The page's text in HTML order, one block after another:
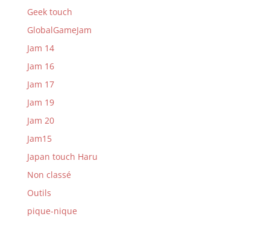
Geek touch
GlobalGameJam
Jam 14
Jam 16
Jam 17
Jam 19
Jam 20
Jam15
Japan touch Haru
Non classé
Outils
pique-nique